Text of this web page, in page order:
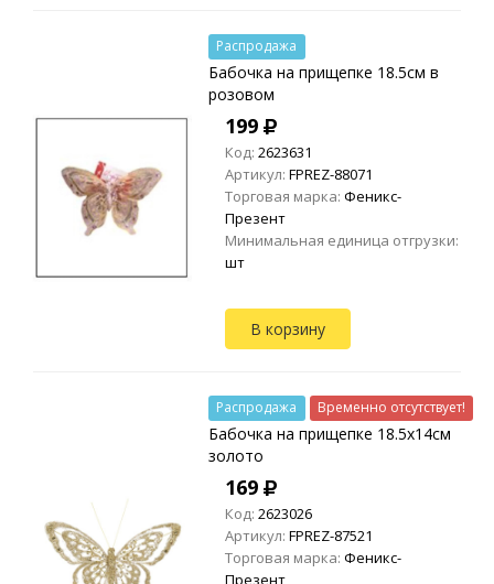
Распродажа
Бабочка на прищепке 18.5см в
розовом
199
Код: 2623631
Артикул: FPREZ-88071
Торговая марка: Феникс-
Презент
Минимальная единица отгрузки:
шт
В корзину
Распродажа Временно отсутствует!
Бабочка на прищепке 18.5х14см
золото
169
Код: 2623026
Артикул: FPREZ-87521
Торговая марка: Феникс-
Презент